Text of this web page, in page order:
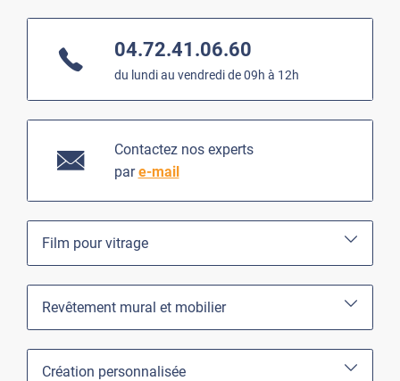
04.72.41.06.60
du lundi au vendredi de 09h à 12h
Contactez nos experts
pare-mail
Film pour vitrage
Revêtement mural et mobilier
Création personnalisée